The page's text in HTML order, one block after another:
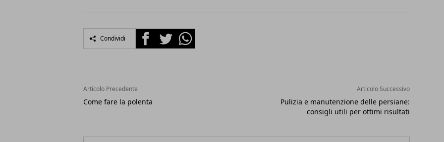
Condividi FacebookTwitterWhatsapp
Articolo Precedente
Come fare la polenta
Articolo Successivo
Pulizia e manutenzione delle persiane:
consigli utili per ottimi risultati